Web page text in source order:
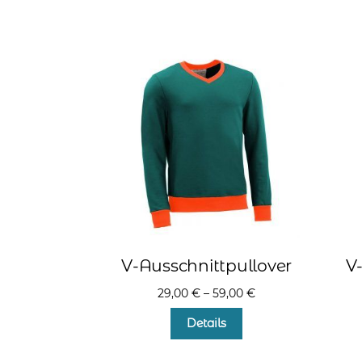
Die
Optionen
können
auf
der
Produktseite
gewählt
werden
V-Ausschnittpullover
29,00€ –59,00€
Details